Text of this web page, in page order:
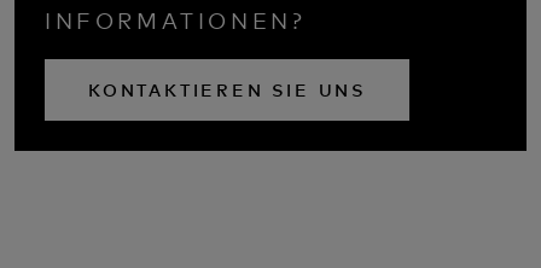
INFORMATIONEN?
KONTAKTIEREN SIE UNS